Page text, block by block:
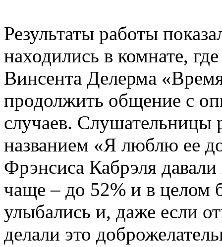
Результаты работы
находились в комнате,
Винсента Делерма
продолжить общение с
случаев. Слушательницы
названием «Я люблю ее
Фрэнсиса Кабрэля
чаще – до 52% и в целом
улыбались и, даже если
делали это